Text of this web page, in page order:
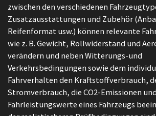
zwischen den verschiedenen
Zusatzausstattungen und Zubehör
Reifenformat usw.) können relevante
wie z. B. Gewicht, Rollwiderstand und
verändern und neben Witterungs-und
Verkehrsbedingungen sowie dem
Fahrverhalten den Kraftstoffverbrauch,
Stromverbrauch, die CO2-Emissionen
Fahrleistungswerte eines Fahrzeugs